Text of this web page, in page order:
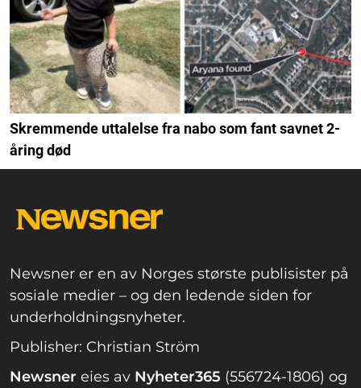
Skremmende uttalelse fra nabo som fant savnet 2-
åring død
Newsner er en av Norges største publisister på
sosiale medier – og den ledende siden for
underholdningsnyheter.
Publisher: Christian Ström
Newsner eies av Nyheter365 (556724-1806) og